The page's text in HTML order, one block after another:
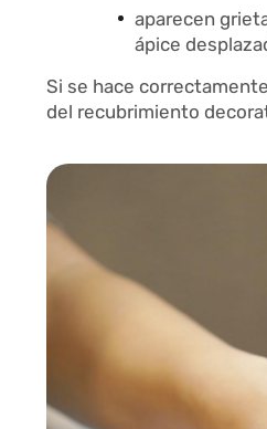
aparecen
ápice
Si se hace
del recubrimiento